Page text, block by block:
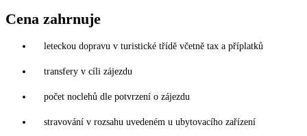
Cena zahrnuje
leteckou dopravu v turistické třídě včetně tax a příplatků
transfery v cíli zájezdu
počet noclehů dle potvrzení o zájezdu
stravování v rozsahu uvedeném u ubytovacího zařízení